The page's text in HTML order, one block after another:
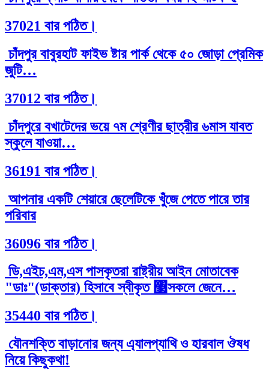
37021 বার পঠিত।
চাঁদপুর বাবুরহাট ফাইভ ষ্টার পার্ক থেকে ৫০ জোড়া প্রেমিক
জুটি…
37012 বার পঠিত।
চাঁদপুরে বখাটেদের ভয়ে ৭ম শ্রেণীর ছাত্রীর ৬মাস যাবত
স্কুলে যাওয়া…
36191 বার পঠিত।
আপনার একটি শেয়ারে ছেলেটিকে খুঁজে পেতে পারে তার
পরিবার
36096 বার পঠিত।
ডি,এইচ,এম,এস পাসকৃতরা রাষ্ট্রীয় আইন মোতাবেক
"ডাঃ"(ডাক্তার) হিসাবে স্বীকৃত ঳সকলে জেনে…
35440 বার পঠিত।
যৌনশক্তি বাড়ানোর জন্য এ্যালপ্যাথি ও হারবাল ঔষধ
নিয়ে কিছুকথা!